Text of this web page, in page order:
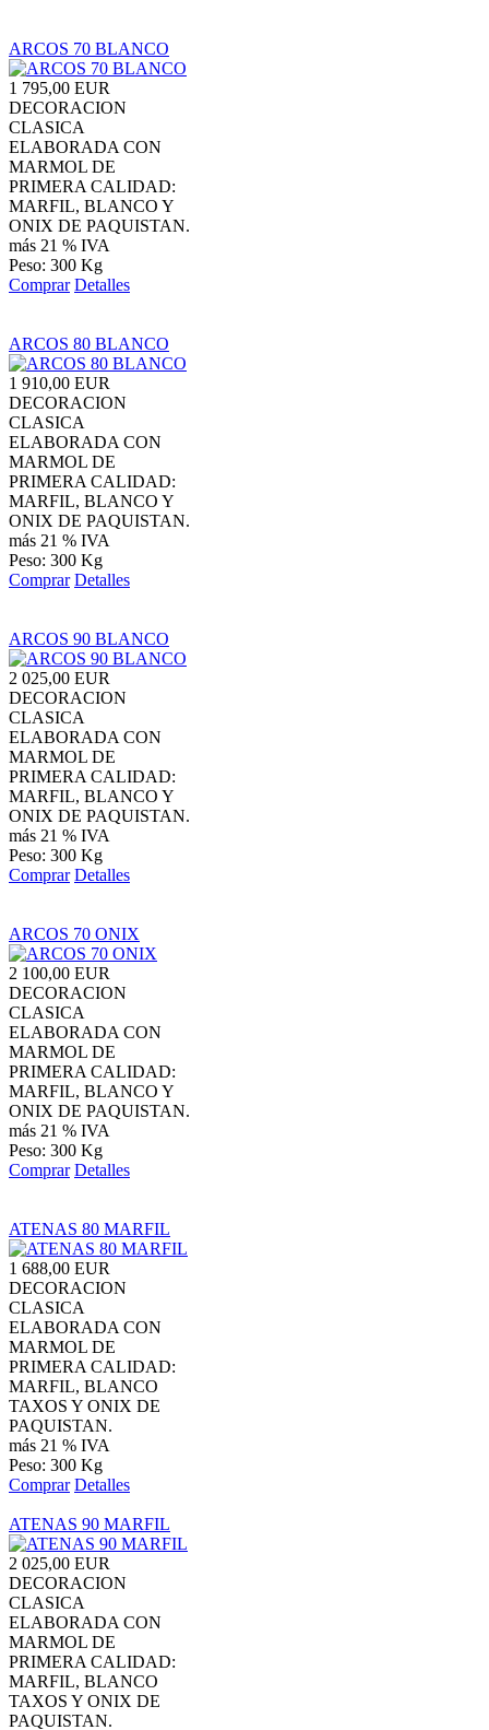
ARCOS 70 BLANCO
1 795,00 EUR
DECORACION
CLASICA
ELABORADA CON
MARMOL DE
PRIMERA CALIDAD:
MARFIL, BLANCO Y
ONIX DE PAQUISTAN.
más 21 % IVA
Peso: 300 Kg
Comprar Detalles
ARCOS 80 BLANCO
1 910,00 EUR
DECORACION
CLASICA
ELABORADA CON
MARMOL DE
PRIMERA CALIDAD:
MARFIL, BLANCO Y
ONIX DE PAQUISTAN.
más 21 % IVA
Peso: 300 Kg
Comprar Detalles
ARCOS 90 BLANCO
2 025,00 EUR
DECORACION
CLASICA
ELABORADA CON
MARMOL DE
PRIMERA CALIDAD:
MARFIL, BLANCO Y
ONIX DE PAQUISTAN.
más 21 % IVA
Peso: 300 Kg
Comprar Detalles
ARCOS 70 ONIX
2 100,00 EUR
DECORACION
CLASICA
ELABORADA CON
MARMOL DE
PRIMERA CALIDAD:
MARFIL, BLANCO Y
ONIX DE PAQUISTAN.
más 21 % IVA
Peso: 300 Kg
Comprar Detalles
ATENAS 80 MARFIL
1 688,00 EUR
DECORACION
CLASICA
ELABORADA CON
MARMOL DE
PRIMERA CALIDAD:
MARFIL, BLANCO
TAXOS Y ONIX DE
PAQUISTAN.
más 21 % IVA
Peso: 300 Kg
Comprar Detalles
ATENAS 90 MARFIL
2 025,00 EUR
DECORACION
CLASICA
ELABORADA CON
MARMOL DE
PRIMERA CALIDAD:
MARFIL, BLANCO
TAXOS Y ONIX DE
PAQUISTAN.